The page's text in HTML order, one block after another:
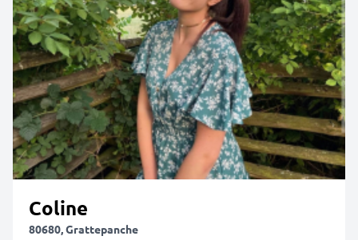
Coline
80680, Grattepanche